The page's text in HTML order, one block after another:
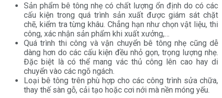
Sản phẩm bê tông nhẹ có chất lượng ổn định do có các
cấu kiện trong quá trình sản xuất được giám sát chặt
chẽ, kiểm tra từng khâu. Chẳng hạn như chọn vật liệu, thi
công, xác nhận sản phẩm khi xuất xưởng,…
Quá trình thi công và vận chuyển bê tông nhẹ cũng dễ
dàng hơn do các cấu kiện đều nhỏ gọn, trọng lượng nhẹ.
Đặc biệt là có thể mang vác thủ công lên cao hay di
chuyển vào các ngõ ngách.
Loại bê tông trên phù hợp cho các công trình sửa chữa,
thay thế sàn gỗ, cải tạo hoặc cơi nới mà nền móng yếu.